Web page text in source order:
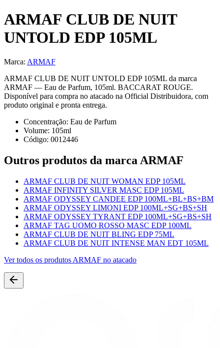
ARMAF CLUB DE NUIT
UNTOLD EDP 105ML
Marca: ARMAF
ARMAF CLUB DE NUIT UNTOLD EDP 105ML da marca
ARMAF — Eau de Parfum, 105ml. BACCARAT ROUGE.
Disponível para compra no atacado na Official Distribuidora, com
produto original e pronta entrega.
Concentração: Eau de Parfum
Volume: 105ml
Código: 0012446
Outros produtos da marca ARMAF
ARMAF CLUB DE NUIT WOMAN EDP 105ML
ARMAF INFINITY SILVER MASC EDP 105ML
ARMAF ODYSSEY CANDEE EDP 100ML+BL+BS+BM
ARMAF ODYSSEY LIMONI EDP 100ML+SG+BS+SH
ARMAF ODYSSEY TYRANT EDP 100ML+SG+BS+SH
ARMAF TAG UOMO ROSSO MASC EDP 100ML
ARMAF CLUB DE NUIT BLING EDP 75ML
ARMAF CLUB DE NUIT INTENSE MAN EDT 105ML
Ver todos os produtos ARMAF no atacado